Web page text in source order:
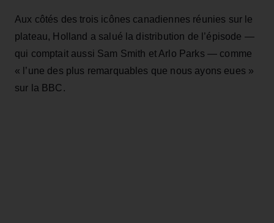
Aux côtés des trois icônes canadiennes réunies sur le
plateau, Holland a salué la distribution de l’épisode —
qui comptait aussi Sam Smith et Arlo Parks — comme
« l’une des plus remarquables que nous ayons eues »
sur la BBC.